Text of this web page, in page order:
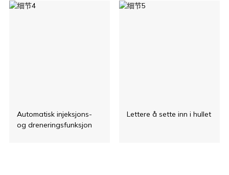
Automatisk injeksjons-
og dreneringsfunksjon
Lettere å sette inn i hullet